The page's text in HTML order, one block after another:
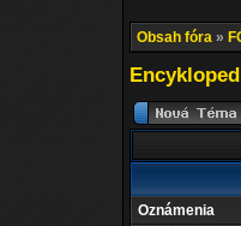
Obsah fóra »
Oznámenia